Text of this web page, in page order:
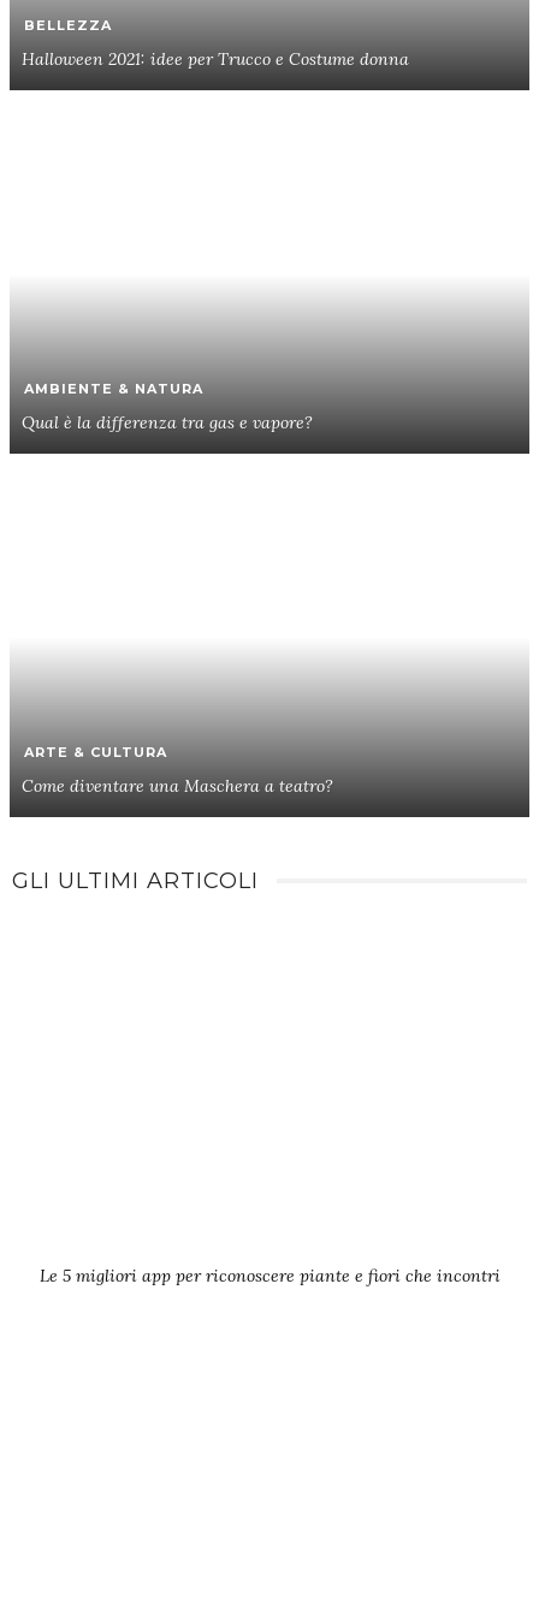
BELLEZZA
Halloween 2021: idee per Trucco e Costume donna
AMBIENTE & NATURA
Qual è la differenza tra gas e vapore?
ARTE & CULTURA
Come diventare una Maschera a teatro?
GLI ULTIMI ARTICOLI
Le 5 migliori app per riconoscere piante e fiori che incontri